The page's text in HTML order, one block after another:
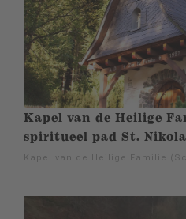
Kapel van de Heilige
spiritueel pad St.
Kapel van de Heilige Familie